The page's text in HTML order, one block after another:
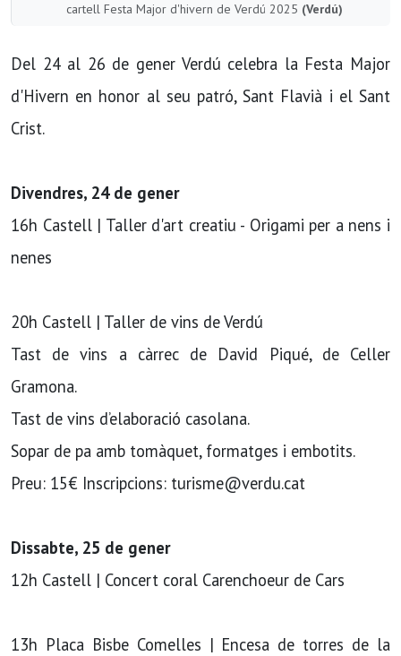
cartell Festa Major d'hivern de Verdú 2025 (Verdú)
Del 24 al 26 de gener Verdú celebra la Festa Major
d'Hivern en honor al seu patró, Sant Flavià i el Sant
Crist.
Divendres, 24 de gener
16h Castell | Taller d'art creatiu - Origami per a nens i
nenes
20h Castell | Taller de vins de Verdú
Tast de vins a càrrec de David Piqué, de Celler
Gramona.
Tast de vins d’elaboració casolana.
Sopar de pa amb tomàquet, formatges i embotits.
Preu: 15€ Inscripcions: turisme@verdu.cat
Dissabte, 25 de gener
12h Castell | Concert coral Carenchoeur de Cars
13h Placa Bisbe Comelles | Encesa de torres de la